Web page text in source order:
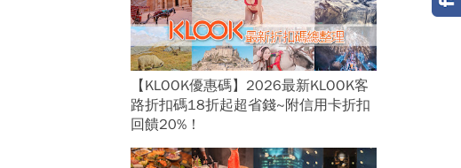
【KLOOK優惠碼】2026最新KLOOK客
路折扣碼18折起超省錢~附信用卡折扣
回饋20%！